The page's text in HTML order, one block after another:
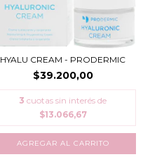
HYALU CREAM - PRODERMIC
$39.200,00
3 cuotas sin interés de
$13.066,67